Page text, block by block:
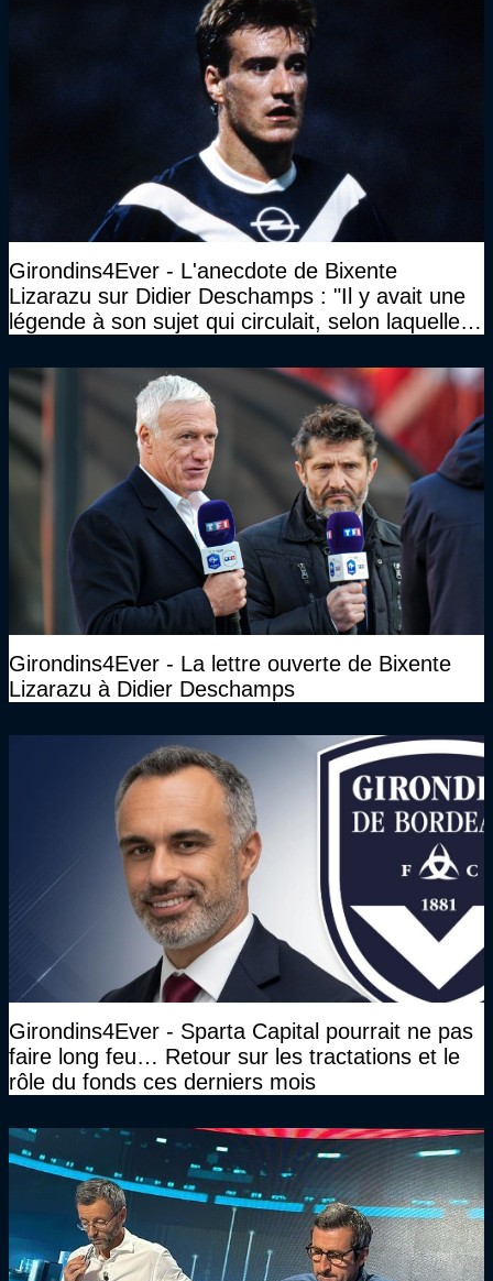
Girondins4Ever - L'anecdote de Bixente
Lizarazu sur Didier Deschamps : "Il y avait une
légende à son sujet qui circulait, selon laquelle il
Girondins4Ever - La lettre ouverte de Bixente
Lizarazu à Didier Deschamps
Girondins4Ever - Sparta Capital pourrait ne pas
faire long feu… Retour sur les tractations et le
rôle du fonds ces derniers mois